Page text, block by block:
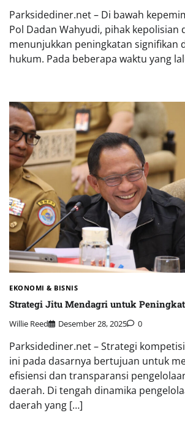
Parksidediner.net – Di bawah
Pol Dadan Wahyudi, pihak kepolisian
menunjukkan peningkatan signifikan
hukum. Pada beberapa waktu yang
EKONOMI & BISNIS
Strategi Jitu Mendagri untuk
Willie Reed Desember 28, 2025 0
Parksidediner.net – Strategi
ini pada dasarnya bertujuan untuk
efisiensi dan transparansi
daerah. Di tengah dinamika
daerah yang […]